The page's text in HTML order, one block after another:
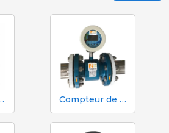
de sperme longue durée Compteur de volume et d'azote Mécaniques Segalés DN150